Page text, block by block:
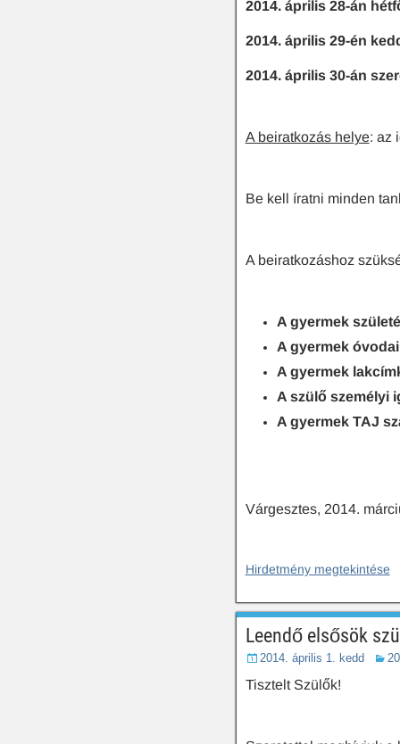
2014. április 28-án
2014. április 29-én
2014. április 30-án
A beiratkozás helye: az
Be kell íratni minden
A beiratkozáshoz
A gyermek
A gyermek
A gyermek
A szülő személyi
A gyermek TAJ
Várgesztes, 2014.
Hirdetmény megtekintése
Leendő elsősök
2014. április 1. kedd
Tisztelt Szülők!